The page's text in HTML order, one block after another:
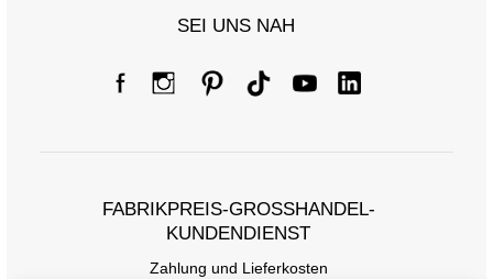
SEI UNS NAH
FABRIKPREIS-GROSSHANDEL-K
UNDENDIENST
Zahlung und Lieferkosten